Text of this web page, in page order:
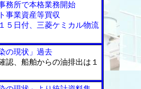
務所で本格業務開始
事業資産等買収
５日付、三菱ケミカル物流
の現状」過去
、船舶からの油排出は１